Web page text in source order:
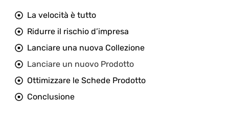
La velocità è tutto
Ridurre il rischio d’impresa
Lanciare una nuova Collezione
Lanciare un nuovo Prodotto
Ottimizzare le Schede Prodotto
Conclusione